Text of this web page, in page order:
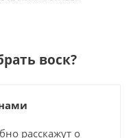
воск?
расскажут о